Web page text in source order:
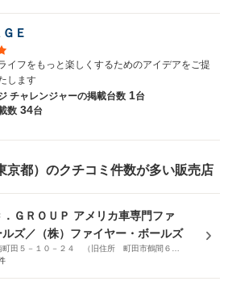
Ｅ
イフをもっと楽しくするためのアイデアをご提
します
チャレンジャーの掲載台数 1台
数 34台
京都）のクチコミ件数が多い販売店
．ＧＲＯＵＰ アメリカ車専門ファ
ズ／（株）ファイヤー・ボールズ